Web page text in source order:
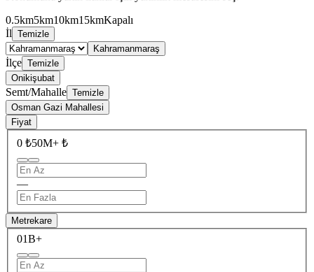
0.5km5km10km15kmKapalı
İl Temizle
Kahramanmaraş
İlçe Temizle
Onikişubat
Semt/Mahalle Temizle
Osman Gazi Mahallesi
Fiyat
0 ₺50M+ ₺
—
Metrekare
01B+